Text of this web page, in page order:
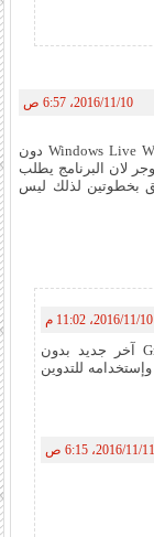
10‏/11‏/2016، 6:57 ص
هل يوجد طريقة تسمح بستخدام برنامج Windows Live Writer دون
لان البرنامج يطلب
بخطوتين لذلك ليس
10‏/11‏/2016، 11:02 م
يمكن ذلك من خلال انشاء حساب Gmail آخر جديد بدون
للتدوين
11‏/11‏/2016، 6:15 ص